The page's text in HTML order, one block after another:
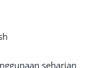
seharian